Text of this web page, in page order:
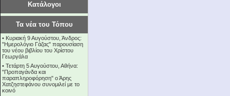
Κατάλογοι
Τα νέα του Τόπου
• Κυριακή 9 Αυγούστου, Άνδρος:
"Ημερολόγιο Γάζας" παρουσίαση
του νέου βιβλίου του Χρίστου
Γεωργάλα
• Τετάρτη 5 Αυγούστου, Αθήνα:
"Προπαγάνδα και
παραπληροφόρηση" ο Άρης
Χατζηστεφάνου συνομιλεί με το
κοινό